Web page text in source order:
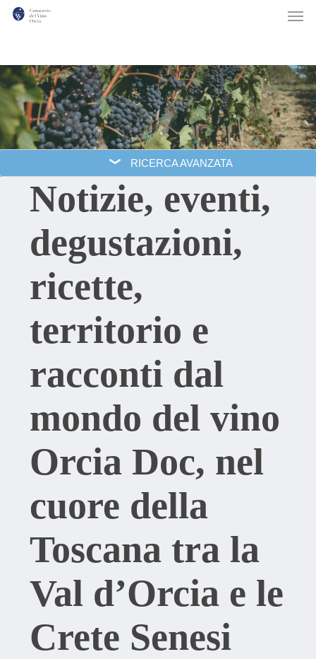
Skip
content
RICERCA AVANZATA
Notizie, eventi,
degustazioni,
ricette,
territorio e
racconti dal
mondo del vino
Orcia Doc, nel
cuore della
Toscana tra la
Val d’Orcia e le
Crete Senesi